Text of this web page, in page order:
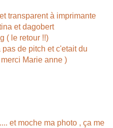
transparent à imprimante
et dagobert
( le retour !!)
de pitch et c'etait du
Marie anne )
et moche ma photo , ça me